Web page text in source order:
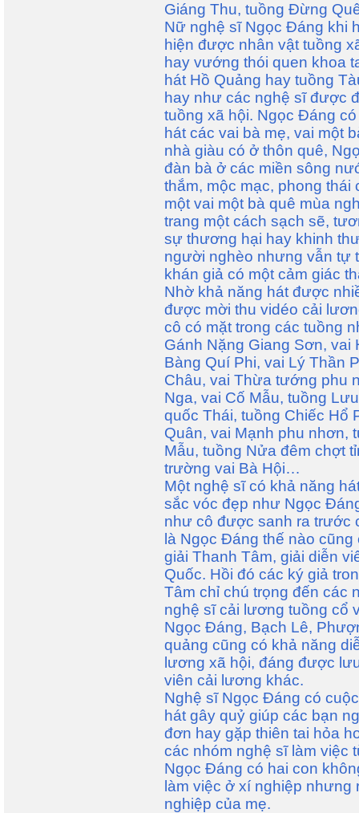
Giáng Thu, tuồng Đừng
Nữ nghệ sĩ Ngọc Đáng khi
hiện được nhân vật tuồng
hay vướng thói quen khoa
hát Hồ Quảng hay tuồng
hay như các nghệ sĩ được
tuồng xã hội. Ngọc Đáng
hát các vai bà mẹ, vai một
nhà giàu có ở thôn quê,
đàn bà ở các miền sông
thắm, mộc mạc, phong
một vai một bà quê mùa
trang một cách sạch sẽ,
sự thương hại hay khinh
người nghèo nhưng vẫn tự
khán giả có một cảm giác
Nhờ khả năng hát được
được mời thu vidéo cải
cô có mặt trong các tuồng
Gánh Nặng Giang Sơn,
Bàng Quí Phi, vai Lý Thần
Châu, vai Thừa tướng phu
Nga, vai Cố Mẫu, tuồng
quốc Thái, tuồng Chiếc Hổ
Quân, vai Mạnh phu nhơn,
Mẫu, tuồng Nửa đêm chợt
trường vai Bà Hội…
Một nghệ sĩ có khả năng
sắc vóc đẹp như Ngọc
như cô được sanh ra trước
là Ngọc Đáng thế nào
giải Thanh Tâm, giải diễn
Quốc. Hồi đó các ký giả
Tâm chỉ chú trọng đến các
nghệ sĩ cải lương tuồng cổ
Ngọc Đáng, Bạch Lê,
quảng cũng có khả năng
lương xã hội, đáng được
viên cải lương khác.
Nghệ sĩ Ngọc Đáng có
hát gây quỷ giúp các bạn
đơn hay gặp thiên tai hỏa
các nhóm nghệ sĩ làm việc
Ngọc Đáng có hai con
làm việc ở xí nghiệp nhưng
nghiệp của mẹ.